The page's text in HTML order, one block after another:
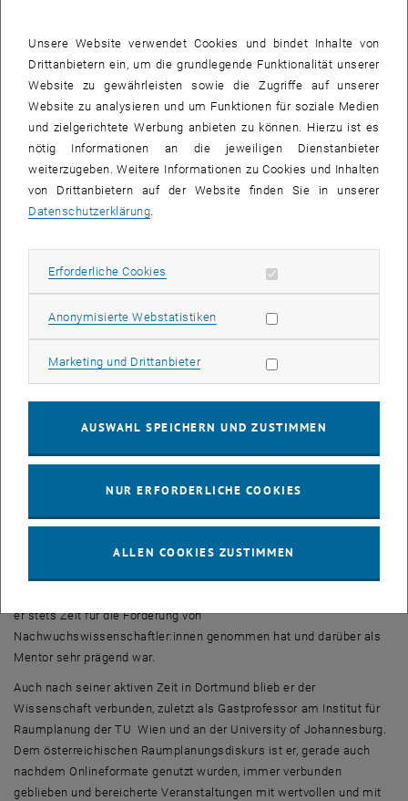
Raumplanung. Er leitete diesen Lehrstuhl bis zu seiner Emeritierung
im Jahr 2019.
Bekannt war Ben Davy nicht nur für seinen klaren Verstand und
seine präzise Sprache, sondern auch für seine unermüdliche
Leidenschaft, die komplexen Zusammenhänge von Eigentum,
Raumplanung und sozialer Gerechtigkeit zu ergründen und zu
vermitteln. Seine Theorien, insbesondere seine kritischen
Auseinandersetzungen mit Raumgerechtigkeit und
Landnutzungsethik haben Generationen von Planerinnen und
Ben Davy war ein hervorragender Universitätslehrer, der
Generationen von (internationalen) Studierenden prägte. Mit
größtem Engagement vermittelte er wissenschaftstheoretische
innovativen Lehrformaten.
Ben Davy war Vizepräsident und Präsident der Association of
European Schools of Planning (AESOP, 2017-2021) und der
International Academic Association on Planning, Law and Property
internationalen Austausch und die Weiterentwicklung seines
Fachgebietes ein. Nicht zuletzt hat er zusammen mit Kolleginnen
der Akademie für Raumentwicklung in der Leibniz-Gemeinschaft
er stets Zeit für die Förderung von
Nachwuchswissenschaftler:innen genommen hat und darüber als
Mentor sehr prägend war.
Auch nach seiner aktiven Zeit in Dortmund blieb er der
Wissenschaft verbunden, zuletzt als Gastprofessor am Institut für
Raumplanung der TU Wien und an der University of Johannesburg.
Dem österreichischen Raumplanungsdiskurs ist er, gerade auch
nachdem Onlineformate genutzt wurden, immer verbunden
geblieben und bereicherte Veranstaltungen mit wertvollen und mit
Unsere Website verwendet Cookies und bindet Inhalte von
Drittanbietern ein, um die grundlegende Funktionalität unserer
Website zu gewährleisten sowie die Zugriffe auf unserer
Website zu analysieren und um Funktionen für soziale Medien
und zielgerichtete Werbung anbieten zu können. Hierzu ist es
nötig Informationen an die jeweiligen Dienstanbieter
weiterzugeben. Weitere Informationen zu Cookies und Inhalten
von Drittanbietern auf der Website finden Sie in unserer
Datenschutzerklärung
Erforderliche Cookies Erforderliche Cookies zulassen
Anonymisierte WebstatistikenStatistik Cookies zulassen
Marketing und DrittanbieterMarketing Cookies zulassen
AUSWAHL SPEICHERN UND ZUSTIMMEN
NUR ERFORDERLICHE COOKIES
ALLEN COOKIES ZUSTIMMEN